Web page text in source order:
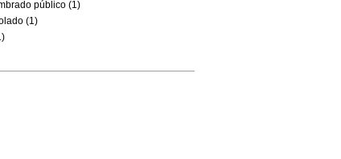
público (1)
(1)